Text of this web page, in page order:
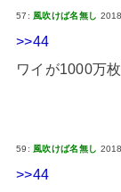
57:風吹けば名無し
>>44
ワイが1000万
59: 風吹けば名無し
>>44